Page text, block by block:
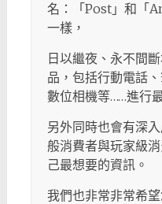
名：「Post」和「
一樣，
日以繼夜、永不間
品，包括行動電話
數位相機等……進行
另外同時也會有深
般消費者與玩家級
己最想要的資訊。
我們也非常非常希